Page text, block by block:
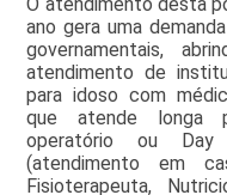
ano gera uma
governamentais,
atendimento de
para idoso com
que atende longa
operatório ou Day
(atendimento em
Fisioterapeuta,